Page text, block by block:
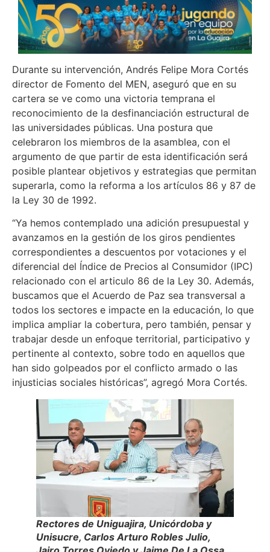
Durante su intervención, Andrés Felipe Mora Cortés
director de Fomento del MEN, aseguró que en su
cartera se ve como una victoria temprana el
reconocimiento de la desfinanciación estructural de
las universidades públicas. Una postura que
celebraron los miembros de la asamblea, con el
argumento de que partir de esta identificación será
posible plantear objetivos y estrategias que permitan
superarla, como la reforma a los artículos 86 y 87 de
la Ley 30 de 1992.
“Ya hemos contemplado una adición presupuestal y
avanzamos en la gestión de los giros pendientes
correspondientes a descuentos por votaciones y el
diferencial del Índice de Precios al Consumidor (IPC)
relacionado con el articulo 86 de la Ley 30. Además,
buscamos que el Acuerdo de Paz sea transversal a
todos los sectores e impacte en la educación, lo que
implica ampliar la cobertura, pero también, pensar y
trabajar desde un enfoque territorial, participativo y
pertinente al contexto, sobre todo en aquellos que
han sido golpeados por el conflicto armado o las
injusticias sociales históricas”, agregó Mora Cortés.
Rectores de Uniguajira, Unicórdoba y
Unisucre, Carlos Arturo Robles Julio,